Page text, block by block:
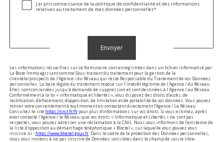
j'ai pris connaissance de la politique de confidentialité et des informations
relatives au traitement de mes données personnelles*
Envoyer
Les informations recueillies sur ce formulaire sont enregistrées dans un fichier informatisé par
La Boite Immo agissant comme Sous-traitant du traitement pour la gestion de la
clientèle/prospects de l'Agence / du Réseau qui reste Responsable du Traitement de vos Données
personnelles. La base légale du traitement repose sur l'intérêt légitime de l'Agence / du Réseau.
Elles sont conservées jusqu'à demande de suppression et sont destinées à l'Agence / au Réseau.
Conformément à la loi « informatique et libertés », vous disposez des droits d’accès, de
rectification, d’effacement, d’opposition, de limitation et de portabilité de vos données. Vous pouvez
retirer votre consentement à tout moment en contactant directement l’Agence / Le Réseau.
Consultez le site https://cnil.fr/fr pour plus d’informations sur vos droits. Si vous estimez, après
avoir contacté l'Agence / le Réseau, que vos droits « Informatique et Libertés » ne sont pas
respectés, vous pouvez adresser une réclamation à la CNIL. Nous vous informons de l’existence de
la liste d'opposition au démarchage téléphonique « Bloctel », sur laquelle vous pouvez vous
inscrire ici : https://www.bloctel.gouv.fr . Dans le cadre de la protection des Données personnelles,
nous vous invitons à ne pas inscrire de Données sensibles dans le champ de saisie libre.